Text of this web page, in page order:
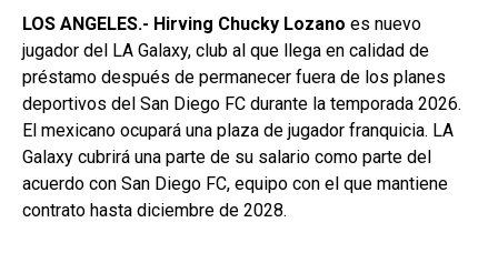
LOS ANGELES.- Hirving Chucky Lozano es nuevo
jugador del LA Galaxy, club al que llega en calidad de
préstamo después de permanecer fuera de los planes
deportivos del San Diego FC durante la temporada 2026.
El mexicano ocupará una plaza de jugador franquicia. LA
Galaxy cubrirá una parte de su salario como parte del
acuerdo con San Diego FC, equipo con el que mantiene
contrato hasta diciembre de 2028.